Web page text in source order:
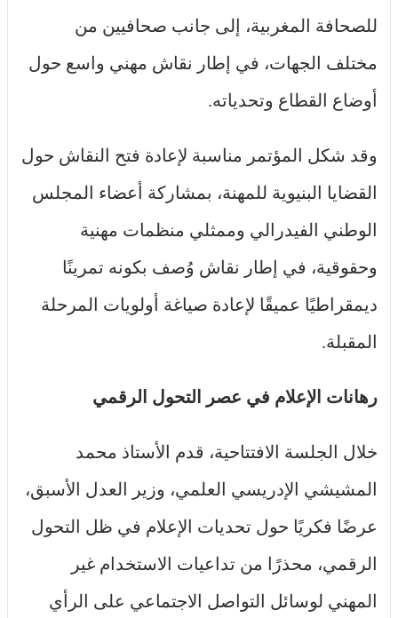
للصحافة المغربية، إلى جانب صحافيين من
مختلف الجهات، في إطار نقاش مهني واسع حول
أوضاع القطاع وتحدياته.
وقد شكل المؤتمر مناسبة لإعادة فتح النقاش حول
القضايا البنيوية للمهنة، بمشاركة أعضاء المجلس
الوطني الفيدرالي وممثلي منظمات مهنية
وحقوقية، في إطار نقاش وُصف بكونه تمرينًا
ديمقراطيًا عميقًا لإعادة صياغة أولويات المرحلة
المقبلة.
رهانات الإعلام في عصر التحول الرقمي
خلال الجلسة الافتتاحية، قدم الأستاذ محمد
المشيشي الإدريسي العلمي، وزير العدل الأسبق،
عرضًا فكريًا حول تحديات الإعلام في ظل التحول
الرقمي، محذرًا من تداعيات الاستخدام غير
المهني لوسائل التواصل الاجتماعي على الرأي